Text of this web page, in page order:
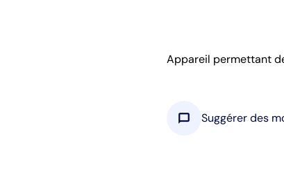
Appareil permettant
chat_bubble Suggérer des